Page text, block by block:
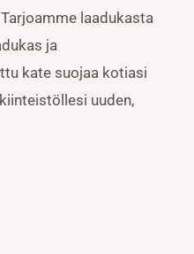
laadukasta
ja
kate suojaa kotiasi
uuden,